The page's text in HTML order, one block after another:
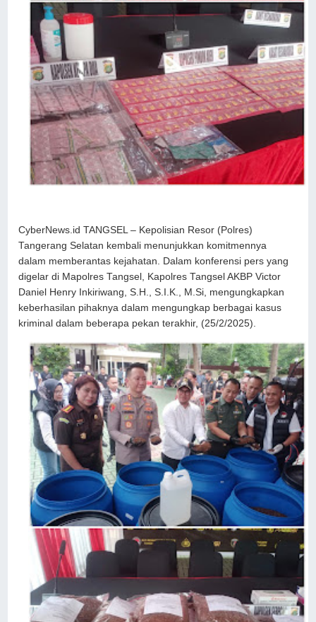
CyberNews.id TANGSEL – Kepolisian Resor (Polres)
Tangerang Selatan kembali menunjukkan komitmennya
dalam memberantas kejahatan. Dalam konferensi pers yang
digelar di Mapolres Tangsel, Kapolres Tangsel AKBP Victor
Daniel Henry Inkiriwang, S.H., S.I.K., M.Si, mengungkapkan
keberhasilan pihaknya dalam mengungkap berbagai kasus
kriminal dalam beberapa pekan terakhir, (25/2/2025).